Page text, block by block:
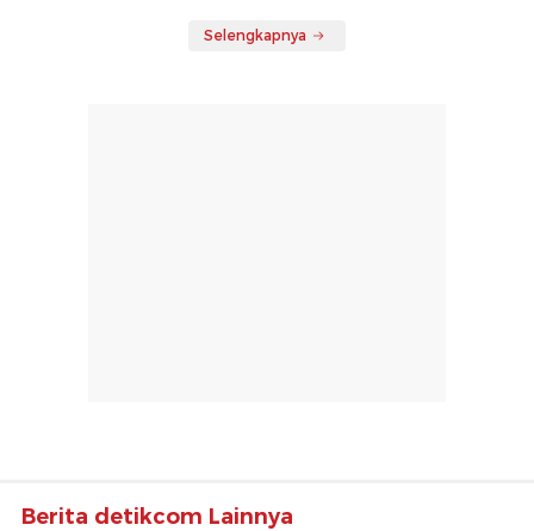
Selengkapnya
Berita detikcom Lainnya